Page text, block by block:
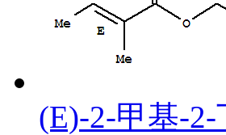
(E)-2-甲基-